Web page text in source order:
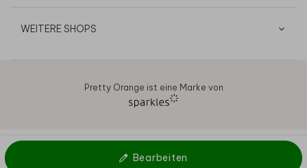
Bearbeiten
WEITERE SHOPS
Pretty Orange ist eine Marke von
AGB Datenschutz Cookies Impressum © 2026